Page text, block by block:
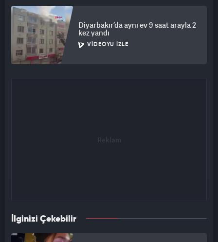
Diyarbakır’da aynı ev 9 saat arayla 2
kez yandı
VIDEOYU İZLE
İlginizi Çekebilir